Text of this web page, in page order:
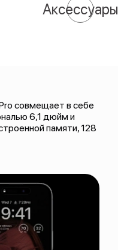
Аксессуары
совмещает в себе
6,1 дюйм и
памяти, 128